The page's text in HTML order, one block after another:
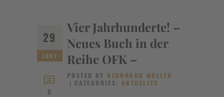
29
JUNI
0
Vier Jahrhunderte! –
Neues Buch in der
Reihe OFK –
POSTED BY BERNHARD MÜLLER
CATEGORIES: AKTUELLES